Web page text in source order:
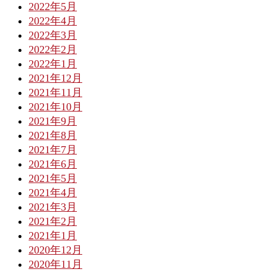
2022年5月
2022年4月
2022年3月
2022年2月
2022年1月
2021年12月
2021年11月
2021年10月
2021年9月
2021年8月
2021年7月
2021年6月
2021年5月
2021年4月
2021年3月
2021年2月
2021年1月
2020年12月
2020年11月